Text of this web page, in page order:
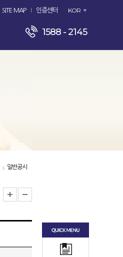
SITE MAP 인증센터 KOR
1588 - 2145
일반공시